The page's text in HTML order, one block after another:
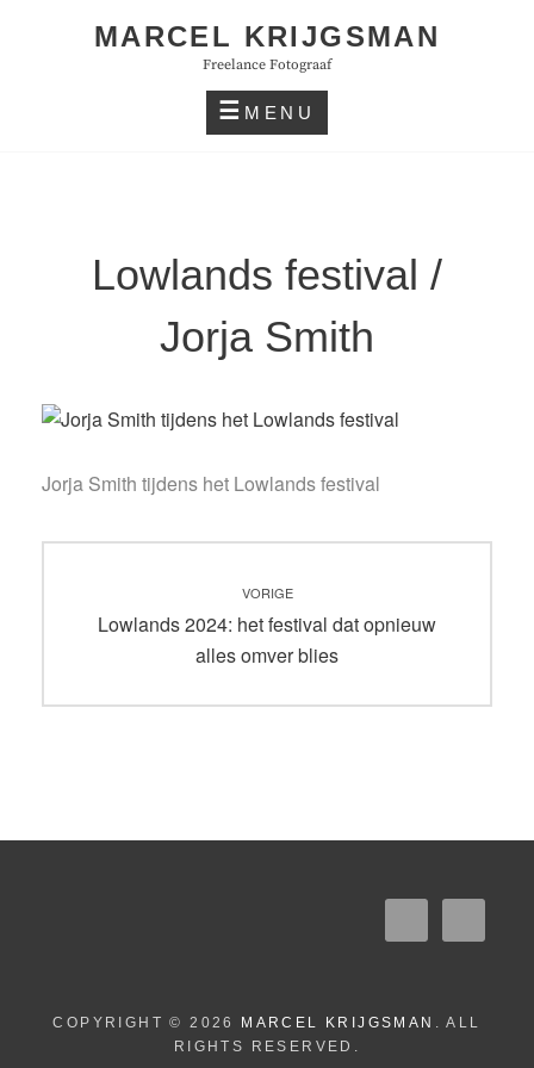
MARCEL KRIJGSMAN
Freelance Fotograaf
MENU
Lowlands festival /
Jorja Smith
Jorja Smith tijdens het Lowlands festival
navigatie
VORIGE
Vorig
Lowlands 2024: het festival dat opnieuw
alles omver blies
COPYRIGHT © 2026 MARCEL KRIJGSMAN . ALL
RIGHTS RESERVED.